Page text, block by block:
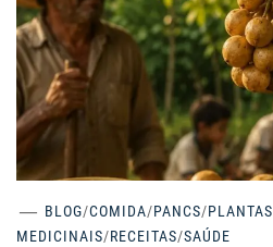
BLOG/COMIDA/PANCS/PLANTAS
MEDICINAIS/RECEITAS/SAÚDE